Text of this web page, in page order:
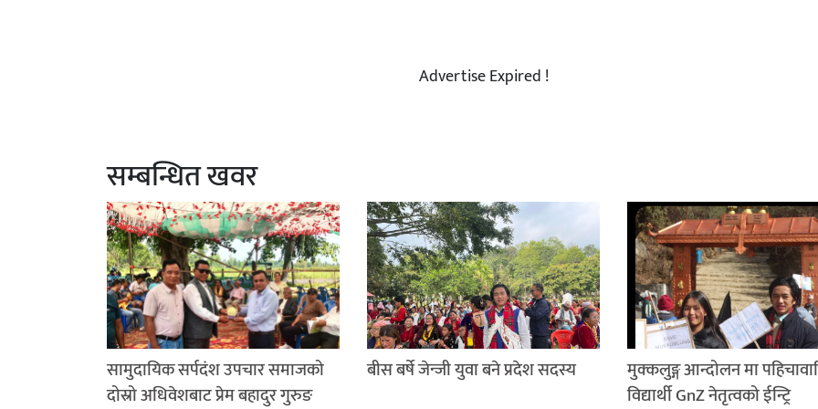
Advertise Expired !
सम्बन्धित खवर
सामुदायिक सर्पदंश उपचार समाजको
दोस्रो अधिवेशबाट प्रेम बहादुर गुरुङ
बीस बर्षे जेन्जी युवा बने प्रदेश सदस्य
मुक्कलुङ्ग आन्दोलन मा
विद्यार्थी GnZ नेतृत्वको ईन्ट्रि